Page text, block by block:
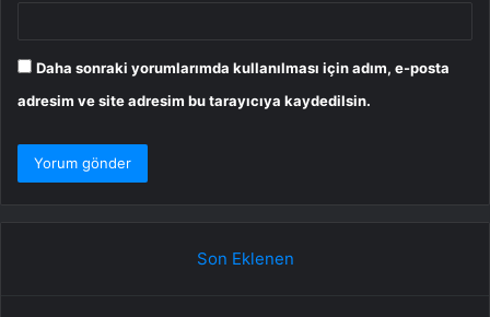
Daha sonraki yorumlarımda kullanılması için adım, e-posta
adresim ve site adresim bu tarayıcıya kaydedilsin.
Son Eklenen